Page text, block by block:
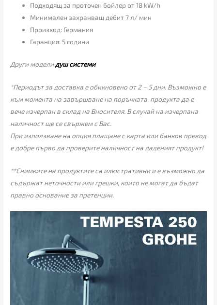
Подходящ за проточен бойлер от 18 kW/h
Минимален захранващ дебит 7 л/ мин
Произход: Германия
Гаранция: 5 години
Други моделидуш системи
*Периодът за доставка е обикновено от 2 – 5 дни. Възможно е
към момента на завършване на поръчката, продукта да е
вече изчерпан в склад на Вносителя. В случай на изчерпана
наличност ще се свържем с Вас.
При използване на опция плащане с карта или банков превод
е добре първо да проверите наличност на даденият продукт!
**Снимките на продуктите са илюстративни и е възможно да
съдържат неточности или грешки, които не могат да бъдат
правно основание за претенции.